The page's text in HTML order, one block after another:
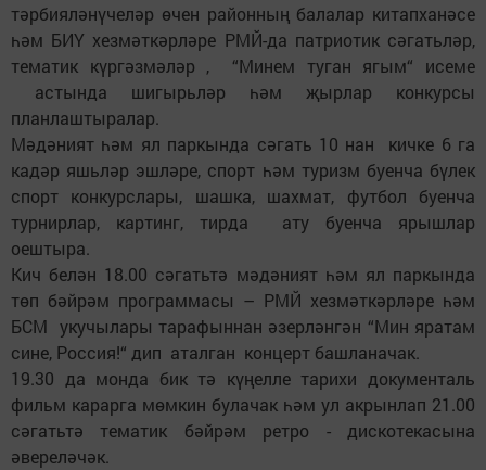
тәрбияләнүчеләр өчен районның балалар китапханәсе
һәм БИҮ хезмәткәрләре РМЙ-да патриотик сәгатьләр,
тематик күргәзмәләр , “Минем туган ягым“ исеме
астында шигырьләр һәм җырлар конкурсы
планлаштыралар.
Мәдәният һәм ял паркында сәгать 10 нан кичке 6 га
кадәр яшьләр эшләре, спорт һәм туризм буенча бүлек
спорт конкурслары, шашка, шахмат, футбол буенча
турнирлар, картинг, тирда ату буенча ярышлар
оештыра.
Кич белән 18.00 сәгатьтә мәдәният һәм ял паркында
төп бәйрәм программасы – РМЙ хезмәткәрләре һәм
БСМ укучылары тарафыннан әзерләнгән “Мин яратам
сине, Россия!“ дип аталган концерт башланачак.
19.30 да монда бик тә күңелле тарихи документаль
фильм карарга мөмкин булачак һәм ул акрынлап 21.00
сәгатьтә тематик бәйрәм ретро - дискотекасына
әвереләчәк.